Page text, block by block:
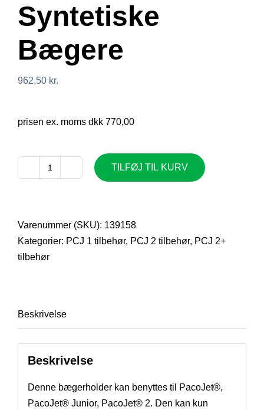
Syntetiske
Bægere
962,50 kr.
prisen ex. moms dkk 770,00
Syntetiske
Bægere
antal
TILFØJ TIL KURV
Varenummer (SKU): 139158
Kategorier: PCJ 1 tilbehør, PCJ 2 tilbehør, PCJ 2+
tilbehør
Beskrivelse
Beskrivelse
Denne bægerholder kan benyttes til PacoJet®,
PacoJet® Junior, PacoJet® 2. Den kan kun